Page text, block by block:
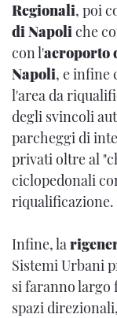
Regionali, poi
di Napoliche
con l'aeroporto
Napoli, e infine
l'area da
degli svincoli
parcheggi di
privati oltre al
ciclopedonali
riqualificazione.
Infine, la
Sistemi Urbani
si faranno largo
spazi